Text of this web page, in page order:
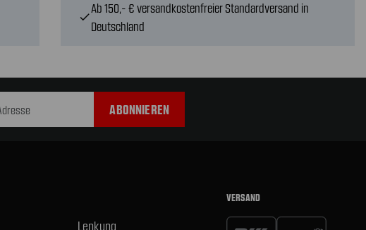
check
Ab 150,- € versandkostenfreier Standardversand in
Deutschland
Lenkung
VERSAND